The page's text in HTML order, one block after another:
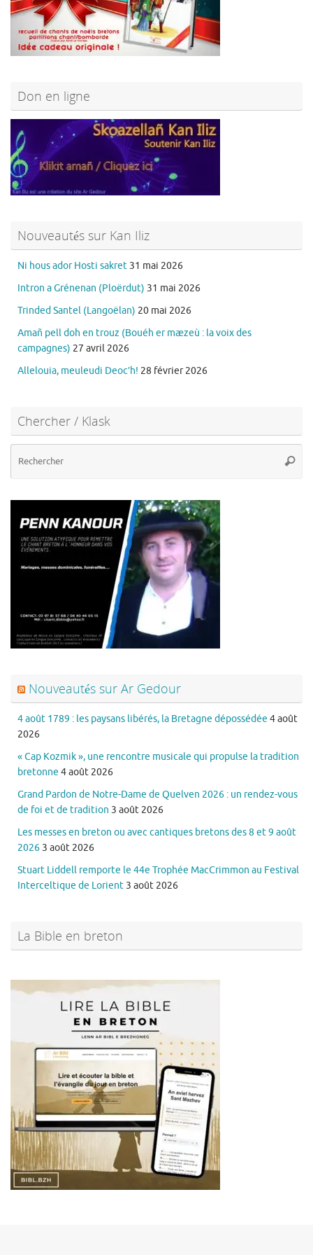
Don en ligne
Nouveautés sur Kan Iliz
Ni hous ador Hosti sakret 31 mai 2026
Intron a Grénenan (Ploërdut) 31 mai 2026
Trinded Santel (Langoëlan) 20 mai 2026
Amañ pell doh en trouz (Bouéh er mæzeù : la voix des
campagnes) 27 avril 2026
Allelouia, meuleudi Deoc’h! 28 février 2026
Chercher / Klask
Nouveautés sur Ar Gedour
4 août 1789 : les paysans libérés, la Bretagne dépossédée 4 août
2026
« Cap Kozmik », une rencontre musicale qui propulse la tradition
bretonne 4 août 2026
Grand Pardon de Notre-Dame de Quelven 2026 : un rendez-vous
de foi et de tradition 3 août 2026
Les messes en breton ou avec cantiques bretons des 8 et 9 août
2026 3 août 2026
Stuart Liddell remporte le 44e Trophée MacCrimmon au Festival
Interceltique de Lorient 3 août 2026
La Bible en breton